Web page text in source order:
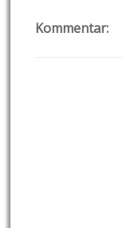
Kommentar: